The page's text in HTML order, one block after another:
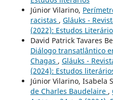
Júnior Vilarino,
racistas , Gláuks -
(2022): Estudos
David Patrick Tavares
Diálogo transatlântico
Chagas , Gláuks -
(2024): Estudos
Júnior Vilarino, Isabela
de Charles Baudelaire ,